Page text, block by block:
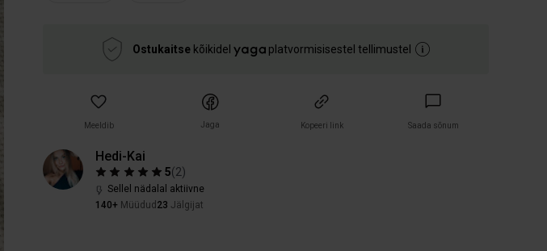
Ostukaitse kõikidel platvormisisestel tellimustel
Meeldib Jaga Kopeeri link Saada sõnum
Hedi-Kai
5(2)
Sellel nädalal aktiivne
140+ Müüdud 23 Jälgijat